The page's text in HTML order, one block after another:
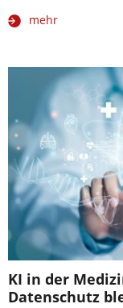
mehr
KI in der
Datenschutz